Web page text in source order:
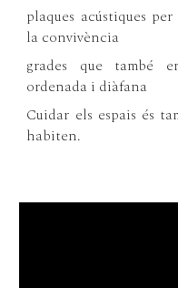
plaques acústiques
la convivència
grades que també
ordenada i diàfana
Cuidar els espais és
habiten.